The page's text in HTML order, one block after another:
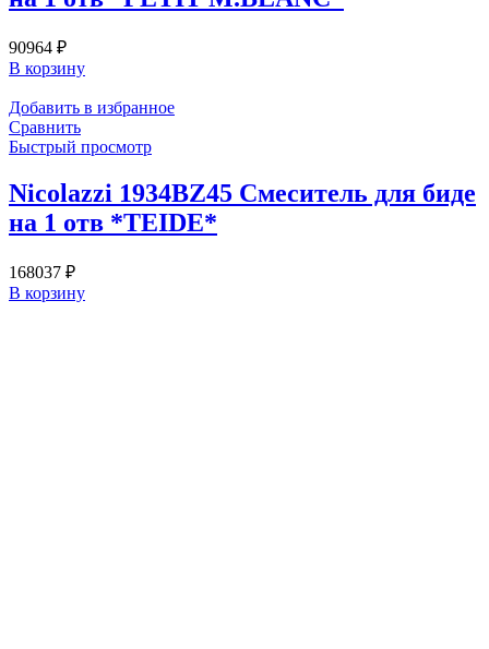
90964 ₽
В корзину
Добавить в избранное
Сравнить
Быстрый просмотр
Nicolazzi 1934BZ45 Смеситель для биде
на 1 отв *TEIDE*
168037 ₽
В корзину